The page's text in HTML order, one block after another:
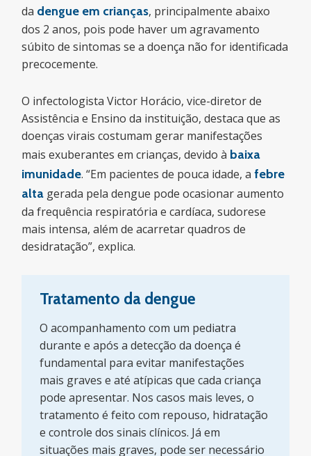
da dengue em crianças, principalmente abaixo
dos 2 anos, pois pode haver um agravamento
súbito de sintomas se a doença não for identificada
precocemente.
O infectologista Victor Horácio, vice-diretor de
Assistência e Ensino da instituição, destaca que as
doenças virais costumam gerar manifestações
mais exuberantes em crianças, devido à baixa
imunidade. “Em pacientes de pouca idade, afebre
alta gerada pela dengue pode ocasionar aumento
da frequência respiratória e cardíaca, sudorese
mais intensa, além de acarretar quadros de
desidratação”, explica.
Tratamento da dengue
O acompanhamento com um pediatra
durante e após a detecção da doença é
fundamental para evitar manifestações
mais graves e até atípicas que cada criança
pode apresentar. Nos casos mais leves, o
tratamento é feito com repouso, hidratação
e controle dos sinais clínicos. Já em
situações mais graves, pode ser necessário